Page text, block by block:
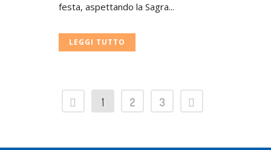
festa, aspettando la Sagra...
LEGGI TUTTO
1 2 3